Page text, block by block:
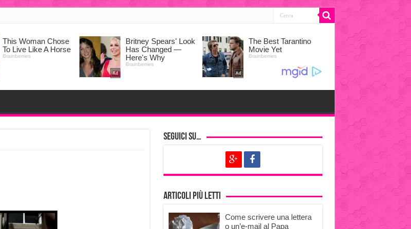
Seguici su…
Articoli più letti
Come scrivere una lettera
o un’e-mail al Papa